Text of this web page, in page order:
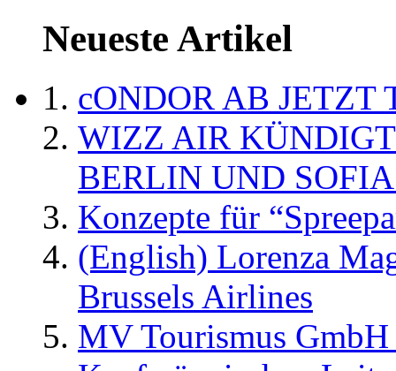
Neueste Artikel
cONDOR AB
WIZZ AIR
BERLIN UND
Konzepte für
(English) Lorenza
Brussels Airlines
MV Tourismus